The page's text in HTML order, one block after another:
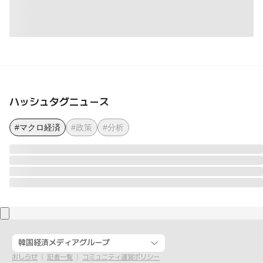
ハッシュタグニュース
#マクロ経済 #政策 #分析
韓国経済メディアグループ
おしらせ 記者一覧
コミュニティ運営ポリシー